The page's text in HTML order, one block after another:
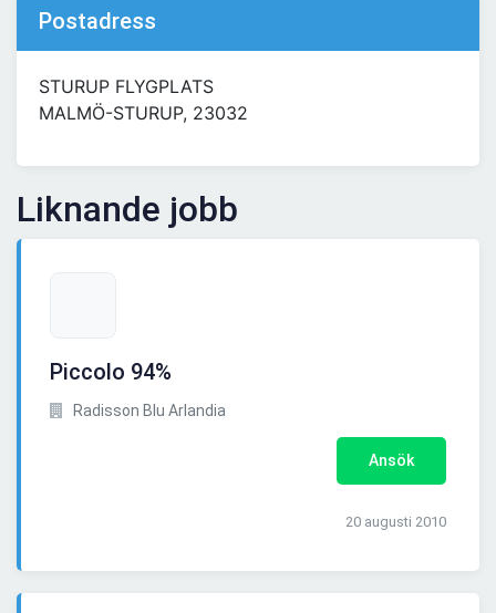
Postadress
STURUP FLYGPLATS
MALMÖ-STURUP, 23032
Liknande jobb
Piccolo 94%
Radisson Blu Arlandia
Ansök
20 augusti 2010